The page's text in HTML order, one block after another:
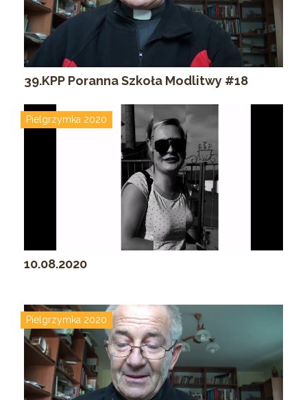
39.KPP Poranna Szkoła Modlitwy #18
Pielgrzymka 2020
10.08.2020
Pielgrzymka 2020